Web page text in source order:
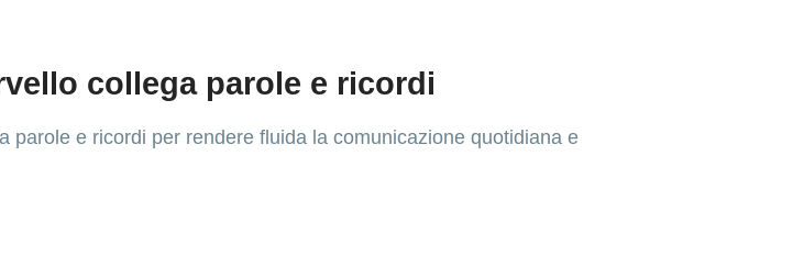
collega parole e ricordi
e ricordi per rendere fluida la comunicazione quotidiana e